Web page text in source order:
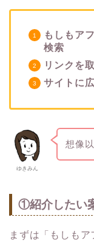
もしもア
検索
リンクを
サイトに
ゆきみん
想像
①紹介したい
まずは「もしも